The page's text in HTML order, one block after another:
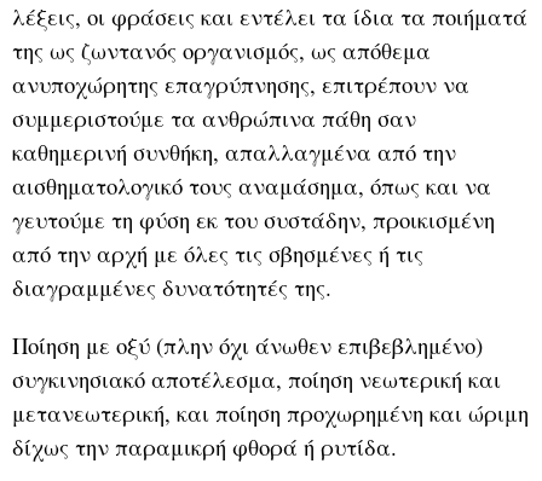
λέξεις, οι φράσεις και εντέλει τα ίδια τα ποιήματά
της ως ζωντανός οργανισμός, ως απόθεμα
ανυποχώρητης επαγρύπνησης, επιτρέπουν να
συμμεριστούμε τα ανθρώπινα πάθη σαν
καθημερινή συνθήκη, απαλλαγμένα από την
αισθηματολογικό τους αναμάσημα, όπως και να
γευτούμε τη φύση εκ του συστάδην, προικισμένη
από την αρχή με όλες τις σβησμένες ή τις
διαγραμμένες δυνατότητές της.
Ποίηση με οξύ (πλην όχι άνωθεν επιβεβλημένο)
συγκινησιακό αποτέλεσμα, ποίηση νεωτερική και
μετανεωτερική, και ποίηση προχωρημένη και ώριμη
δίχως την παραμικρή φθορά ή ρυτίδα.